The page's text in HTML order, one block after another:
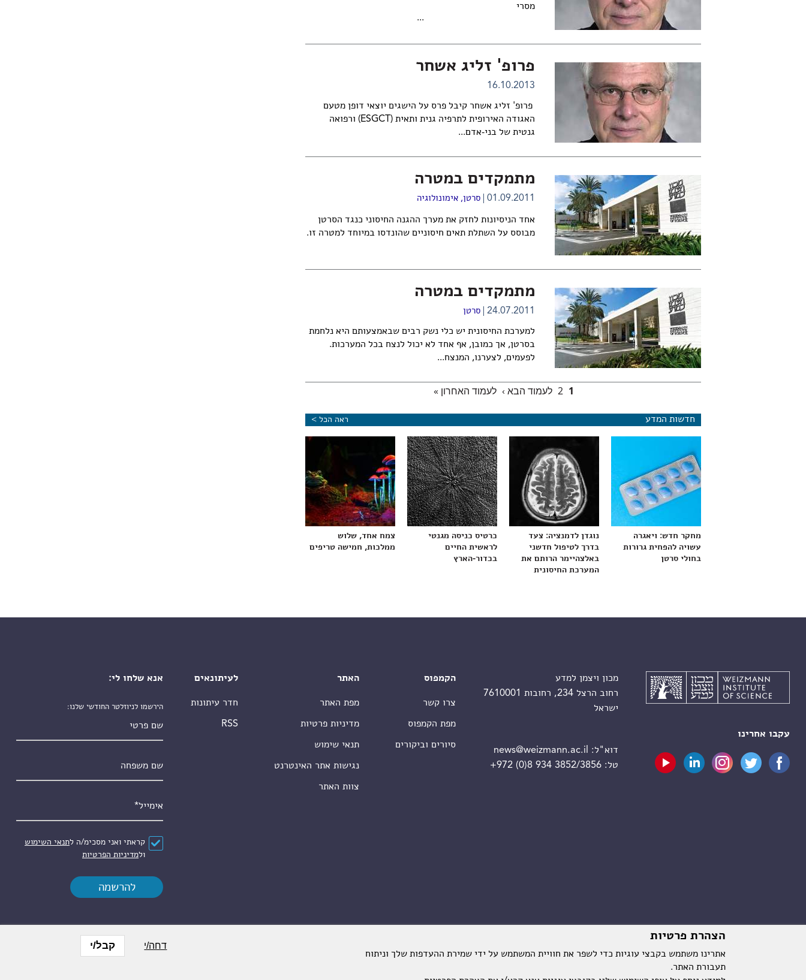
מסרי
...
פרופ' זליג אשחר
16.10.2013
פרופ' זליג אשחר קיבל פרס על הישגים יוצאי דופן מטעם
האגודה האירופית לתרפיה גנית ותאית (ESGCT) ורפואה
גנטית של בני-אדם...
מתמקדים במטרה
01.09.2011 סרטן,אימונולוגיה
אחד הניסיונות לחזק את מערך ההגנה החיסוני כנגד הסרטן
מבוסס על השתלת תאים חיסוניים שהונדסו במיוחד למטרה זו.
מתמקדים במטרה
24.07.2011 סרטן
למערכת החיסונית יש כלי נשק רבים שבאמצעותם היא נלחמת
בסרטן, אך כמובן, אף אחד לא יכול לנצח בכל המערכות.
לפעמים, לצערנו, המנצח...
1
2 לעמוד הבא › לעמוד האחרון »
חדשות המדע ראה הכל >
מחקר חדש: ויאגרה
עשויה להפחית גרורות
בחולי סרטן
נוגדן לדמנציה: צעד
בדרך לטיפול חדשני
באלצהיימר הרותם את
המערכת החיסונית
כרטיס כניסה מגנטי
לראשית החיים
בכדור-הארץ
צמח אחד, שלוש
ממלכות, חמישה טריפים
עקבו אחרינו
מכון ויצמן למדע
רחוב הרצל 234, רחובות 7610001
ישראל
דוא"ל:
news@weizmann.ac.il
טל:+972 (0)8 934 3852/3856
הקמפוס
צרו קשר
מפת הקמפוס
סיורים וביקורים
האתר
מפת האתר
מדיניות פרטיות
תנאי שימוש
נגישות אתר האינטרנט
צוות האתר
לעיתונאים
חדר עיתונות
RSS
אנא שלחו לי:
הירשמו לניוזלטר החודשי שלנו:
הסכם*
קראתי ואני מסכימ/ה לתנאי השימוש
ולמדיניות הפרטיות
מכון ויצמן למדע. כל הזכויות שמורות
הצהרת פרטיות
אתרינו משתמש בקבצי עוגיות כדי לשפר את חוויית המשתמש על ידי שמירת ההעדפות שלך וניתוח
תעבורת האתר.
דחה/י קבל/י